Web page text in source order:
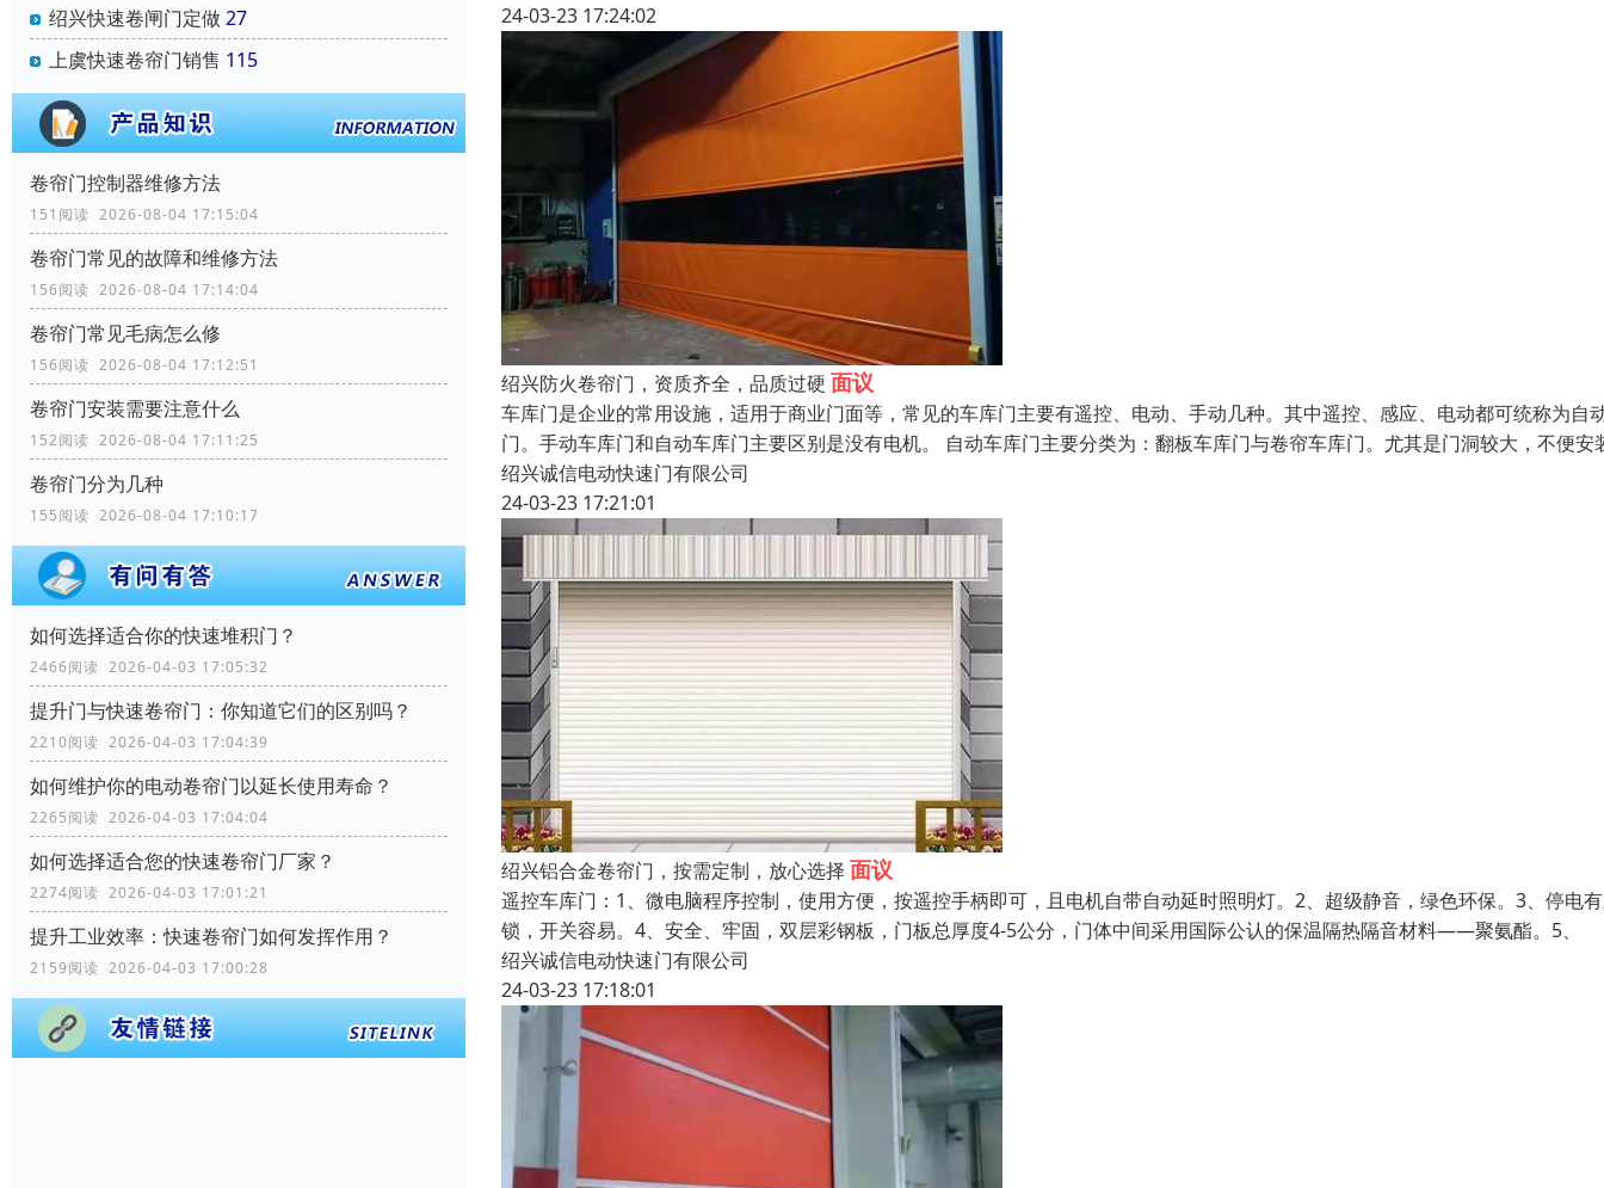
绍兴快速卷闸门定做27
上虞快速卷帘门销售 115
卷帘门控制器维修方法
151阅读 2026-08-04 17:15:04
卷帘门常见的故障和维修方法
156阅读 2026-08-04 17:14:04
卷帘门常见毛病怎么修
156阅读 2026-08-04 17:12:51
卷帘门安装需要注意什么
152阅读 2026-08-04 17:11:25
卷帘门分为几种
155阅读 2026-08-04 17:10:17
如何选择适合你的快速堆积门？
2466阅读 2026-04-03 17:05:32
提升门与快速卷帘门：你知道它们的区别吗？
2210阅读 2026-04-03 17:04:39
如何维护你的电动卷帘门以延长使用寿命？
2265阅读 2026-04-03 17:04:04
如何选择适合您的快速卷帘门厂家？
2274阅读 2026-04-03 17:01:21
提升工业效率：快速卷帘门如何发挥作用？
2159阅读 2026-04-03 17:00:28
24-03-23 17:24:02
绍兴防火卷帘门，资质齐全，品质过硬 面议
车库门是企业的常用设施，适用于商业门面等，常见的车库门主要有遥控、电动、手动几种。其中遥控、感应、电动都可统称为自
门。手动车库门和自动车库门主要区别是没有电机。 自动车库门主要分类为：翻板车库门与卷帘车库门。尤其是门洞较大，不便安
绍兴诚信电动快速门有限公司
24-03-23 17:21:01
绍兴铝合金卷帘门，按需定制，放心选择 面议
遥控车库门：1、微电脑程序控制，使用方便，按遥控手柄即可，且电机自带自动延时照明灯。2、超级静音，绿色环保。3、停电
锁，开关容易。4、安全、牢固，双层彩钢板，门板总厚度4-5公分，门体中间采用国际公认的保温隔热隔音材料——聚氨酯。5、
绍兴诚信电动快速门有限公司
24-03-23 17:18:01